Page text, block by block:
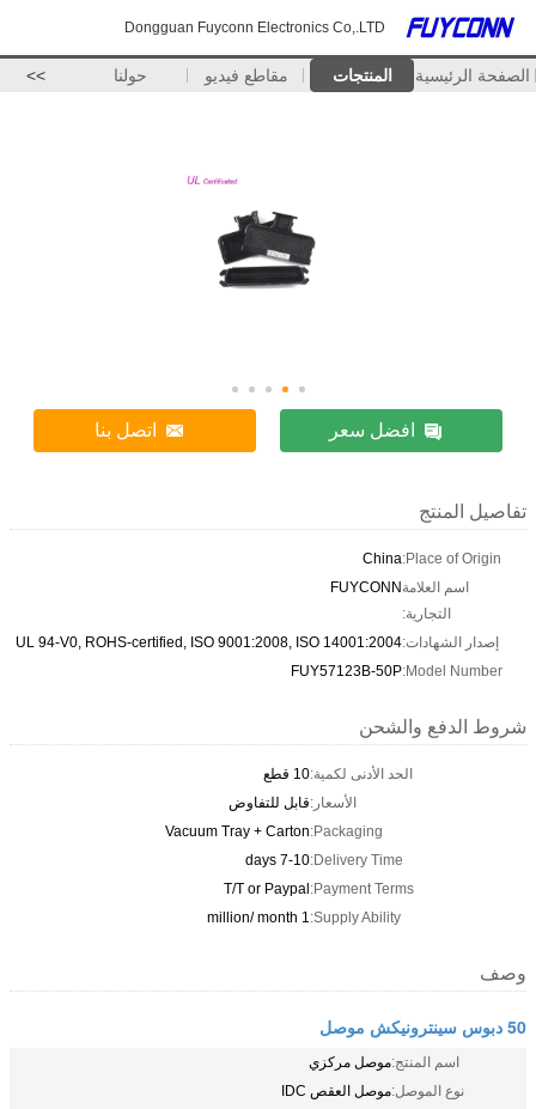
Dongguan Fuyconn Electronics Co,.LTD
الصفحة الرئيسية المنتجات مقاطع فيديو حولنا >>
افضل سعر اتصل بنا
تفاصيل المنتج
Place of Origin:
China
اسم العلامة
التجارية:
FUYCONN
إصدار الشهادات:UL 94-V0, ROHS-certified, ISO 9001:2008, ISO 14001:2004
Model Number:
FUY57123B-50P
شروط الدفع والشحن
الحد الأدنى لكمية:10 قطع
الأسعار:قابل للتفاوض
Packaging:
Vacuum Tray + Carton
Delivery Time:
7-10 days
Payment Terms:
T/T or Paypal
Supply Ability:
1 million/ month
وصف
50 دبوس سينترونيكش موصل
اسم المنتج:موصل مركزي
نوع الموصل:موصل العقص IDC